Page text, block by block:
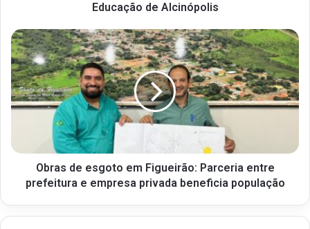
Educação de Alcinópolis
Obras de esgoto em Figueirão: Parceria entre
prefeitura e empresa privada beneficia população